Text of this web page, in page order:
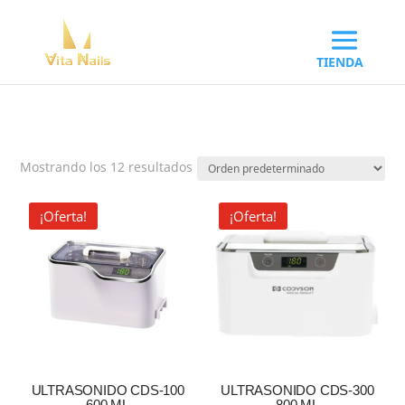
Mostrando los 12 resultados
¡Oferta!
ULTRASONIDO CDS-100
¡Oferta!
ULTRASONIDO CDS-300